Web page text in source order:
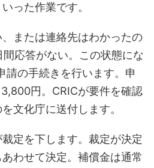
った作業です。
または連絡先はわかったの
応答がない。この状態にな
請の手続きを行います。申
円。CRICが要件を確認
文化庁に送付します。
定を下します。裁定が決定
わせて決定。補償金は通常